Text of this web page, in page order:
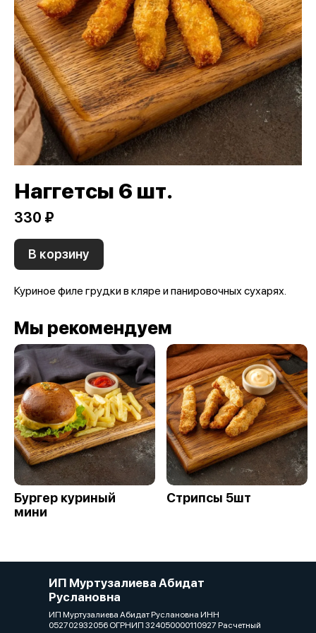
Наггетсы 6 шт.
330 ₽
В корзину
Куриное филе грудки в кляре и панировочных сухарях.
Мы рекомендуем
Бургер куриный
мини
Стрипсы 5шт
ИП Муртузалиева Абидат
Руслановна
ИП Муртузалиева Абидат Руслановна ИНН
052702932056 ОГРНИП 324050000110927 Расчетный